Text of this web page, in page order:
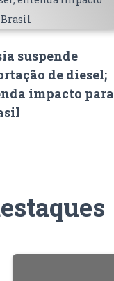
suspende
de diesel;
impacto para